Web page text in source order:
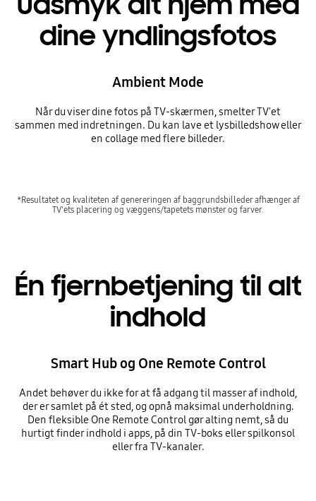
dine yndlingsfotos
Ambient Mode
Når du viser dine fotos på TV-skærmen, smelter TV'et
sammen med indretningen. Du kan lave et lysbilledshow eller
en collage med flere billeder.
*Resultatet og kvaliteten af genereringen af baggrundsbilleder afhænger af
TV'ets placering og væggens/tapetets mønster og farver.
Én fjernbetjening til alt
indhold
Smart Hub og One Remote Control
Andet behøver du ikke for at få adgang til masser af indhold,
der er samlet på ét sted, og opnå maksimal underholdning.
Den fleksible One Remote Control gør alting nemt, så du
hurtigt finder indhold i apps, på din TV-boks eller spilkonsol
eller fra TV-kanaler.